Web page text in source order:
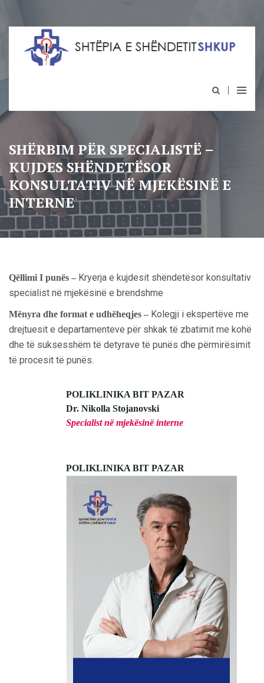
SHËRBIM PËR SPECIALISTË –
KUJDES SHËNDETËSOR
KONSULTATIV NË MJEKËSINË E
INTERNE
Qëllimi I punës – Kryerja e kujdesit shëndetësor konsultativ
specialist në mjekësinë e brendshme
Mënyra dhe format e udhëheqjes – Kolegji i ekspertëve me
drejtuesit e departamenteve për shkak të zbatimit me kohë
dhe të suksesshëm të detyrave të punës dhe përmirësimit
të procesit të punës.
POLIKLINIKA BIT PAZAR
Dr. Nikolla Stojanovski
Specialist në mjekësinë interne
POLIKLINIKA BIT PAZAR